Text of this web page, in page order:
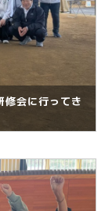
修会に行ってき